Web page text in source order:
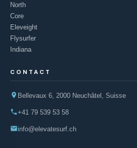
North
Core
Eleveight
Flysurfer
Indiana
CONTACT
Bellevaux 6, 2000 Neuchâtel, Suisse
+41 79 539 53 58
info@elevatesurf.ch